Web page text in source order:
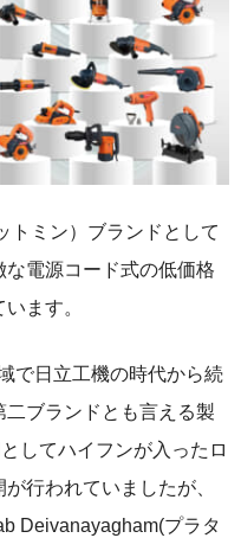
トミン）ブランドとして
電源コード式の低価格
ます。
で日立工機の時代から続
二ブランドとも言える製
してハイフンが入ったロ
行われていましたが、
Deivanayagham(プラタ